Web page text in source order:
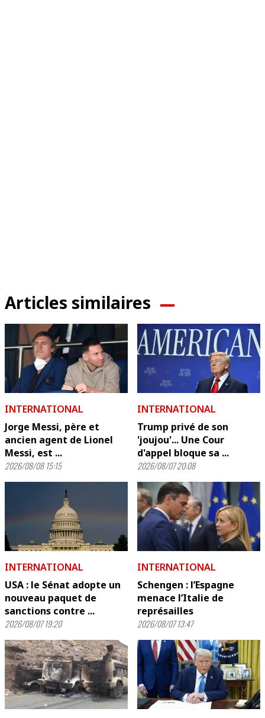
Articles similaires
INTERNATIONAL
Jorge Messi, père et
ancien agent de Lionel
Messi, est ...
2026/08/08 15:15
INTERNATIONAL
Trump privé de son
'joujou'... Une Cour
d'appel bloque sa ...
2026/08/07 20:08
INTERNATIONAL
USA : le Sénat adopte un
nouveau paquet de
sanctions contre ...
2026/08/07 19:20
INTERNATIONAL
Schengen : l’Espagne
menace l’Italie de
représailles
2026/08/07 13:47